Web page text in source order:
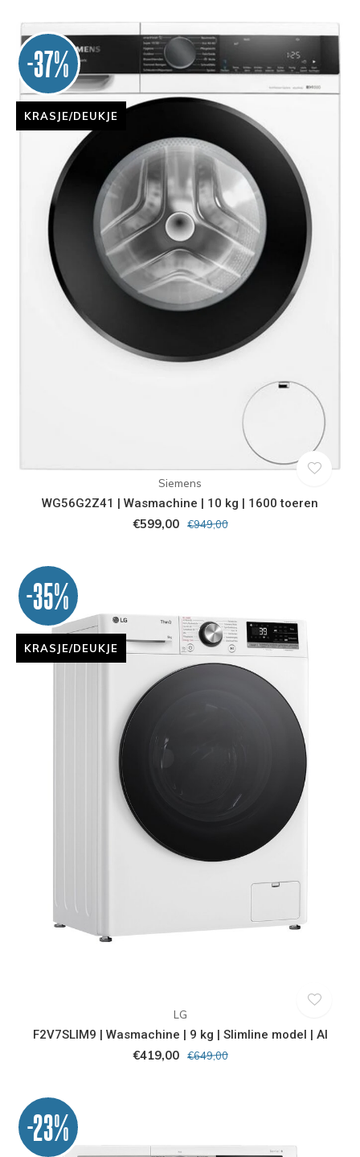
-37%
KRASJE/DEUKJE
Siemens
WG56G2Z41 | Wasmachine | 10 kg | 1600 toeren
€599,00 €949,00
-35%
KRASJE/DEUKJE
LG
F2V7SLIM9 | Wasmachine | 9 kg | Slimline model | AI
€419,00 €649,00
-23%